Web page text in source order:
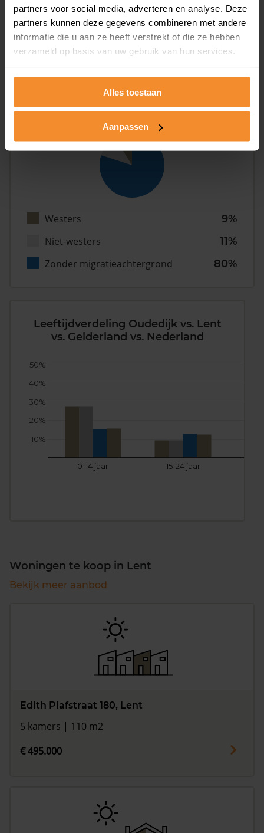
partners voor social media, adverteren en analyse. Deze
partners kunnen deze gegevens combineren met andere
informatie die u aan ze heeft verstrekt of die ze hebben
verzameld op basis van uw gebruik van hun services.
Alles toestaan
Aanpassen
Eénpersoons
22%
Stel (geen kinderen)
25%
Gezin (met kinderen)
53%
Westers
9%
Niet-westers
11%
Zonder migratieachtergrond
80%
Leeftijdverdeling Oudedijk vs. Lent
vs. Gelderland vs. Nederland
0-14 jaar 15-24 jaar
10%
20%
30%
40%
50%
Woningen te koop in Lent
Bekijk meer aanbod
Edith Piafstraat 180, Lent
5 kamers | 110 m2
€ 495.000